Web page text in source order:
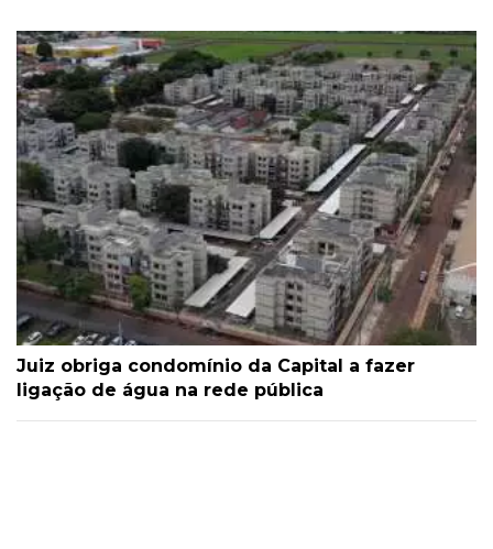
Juiz obriga condomínio da Capital a fazer
ligação de água na rede pública